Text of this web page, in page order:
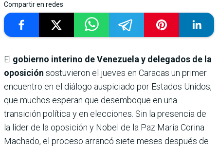
Compartir en redes
El gobierno interino de Venezuela y delegados de la
oposición sostuvieron el jueves en Caracas un primer
encuentro en el diálogo auspiciado por Estados Unidos,
que muchos esperan que desemboque en una
transición política y en elecciones. Sin la presencia de
la líder de la oposición y Nobel de la Paz María Corina
Machado, el proceso arrancó siete meses después de